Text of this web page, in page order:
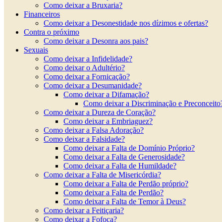
Como deixar a Bruxaria?
Financeiros
Como deixar a Desonestidade nos dízimos e ofertas?
Contra o próximo
Como deixar a Desonra aos pais?
Sexuais
Como deixar a Infidelidade?
Como deixar o Adultério?
Como deixar a Fornicação?
Como deixar a Desumanidade?
Como deixar a Difamação?
Como deixar a Discriminação e
Como deixar a Dureza de Coração?
Como deixar a Embriaguez?
Como deixar a Falsa Adoração?
Como deixar a Falsidade?
Como deixar a Falta de Domínio Próprio?
Como deixar a Falta de Generosidade?
Como deixar a Falta de Humildade?
Como deixar a Falta de Misericórdia?
Como deixar a Falta de Perdão próprio?
Como deixar a Falta de Perdão?
Como deixar a Falta de Temor à Deus?
Como deixar a Feitiçaria?
Como deixar a Fofoca?